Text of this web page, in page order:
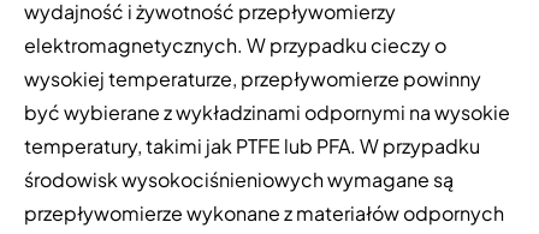
wydajność i żywotność przepływomierzy
elektromagnetycznych. W przypadku cieczy o
wysokiej temperaturze, przepływomierze powinny
być wybierane z wykładzinami odpornymi na wysokie
temperatury, takimi jak PTFE lub PFA. W przypadku
środowisk wysokociśnieniowych wymagane są
przepływomierze wykonane z materiałów odpornych